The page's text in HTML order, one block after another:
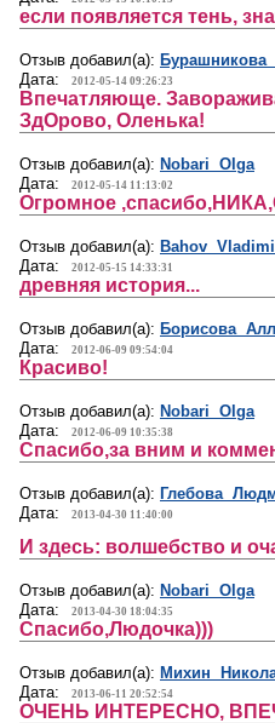
если появляется тень,
Отзыв добавил(а): Бурашникова
Дата:
2012-05-14 09:26:23
Впечатляюще.
ЗдОрово, Оленька!
Отзыв добавил(а): Nobari Olga
Дата:
2012-05-14 11:13:02
Огромное
Отзыв добавил(а): Bahov
Дата:
2012-05-15 14:33:31
древняя история...
Отзыв добавил(а): Борисова
Дата:
2012-06-09 09:54:04
Красиво!
Отзыв добавил(а): Nobari Olga
Дата:
2012-06-09 10:35:38
Спасибо,за вним и
Отзыв добавил(а): Глебова
Дата:
2013-04-30 11:40:00
И здесь: волшебство и
Отзыв добавил(а): Nobari Olga
Дата:
2013-04-30 18:04:35
Спасибо,Людочка)))
Отзыв добавил(а): Михин
Дата:
2013-06-11 20:52:54
ОЧЕНЬ ИНТЕРЕСНО,